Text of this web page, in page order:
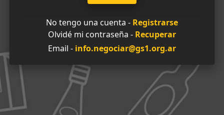
No tengo una cuenta - Registrarse
Olvidé mi contraseña - Recuperar
Email - info.negociar@gs1.org.ar